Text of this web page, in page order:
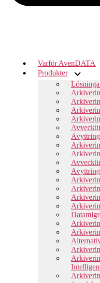
Varför AvenDATA
Produkter